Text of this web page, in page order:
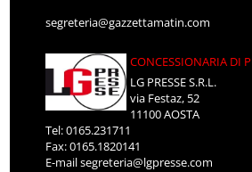
segreteria@gazzettamatin.com
CONCESSIONARIA DI
LG PRESSE S.R.L.
via Festaz, 52
11100 AOSTA
Tel: 0165.231711
Fax: 0165.1820141
E-mailsegreteria@lgpresse.com